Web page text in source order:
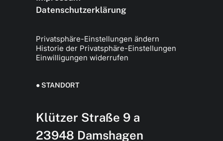
Datenschutzerklärung
Privatsphäre-Einstellungen ändern
Historie der Privatsphäre-Einstellungen
Einwilligungen widerrufen
● STANDORT
Klützer Straße 9 a
23948 Damshagen